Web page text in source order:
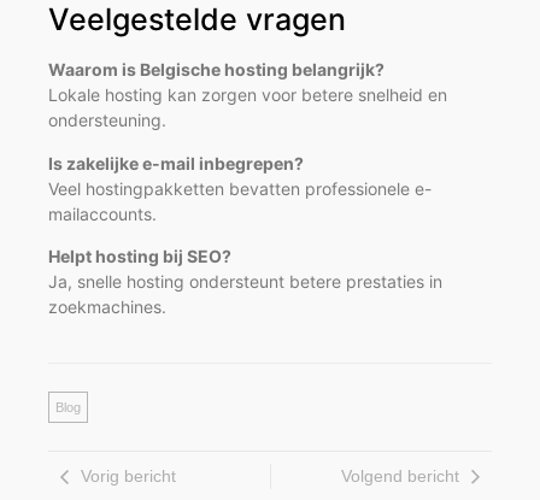
Veelgestelde vragen
Waarom is Belgische hosting belangrijk?
Lokale hosting kan zorgen voor betere snelheid en
ondersteuning.
Is zakelijke e-mail inbegrepen?
Veel hostingpakketten bevatten professionele e-
mailaccounts.
Helpt hosting bij SEO?
Ja, snelle hosting ondersteunt betere prestaties in
zoekmachines.
Blog
Vorig bericht Volgend bericht